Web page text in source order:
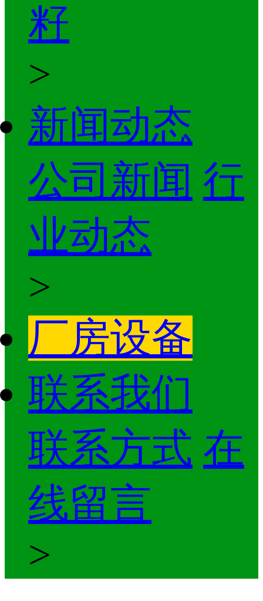
籽
>
新闻动态
公司新闻 行
业动态
>
厂房设备
联系我们
联系方式 在
线留言
>